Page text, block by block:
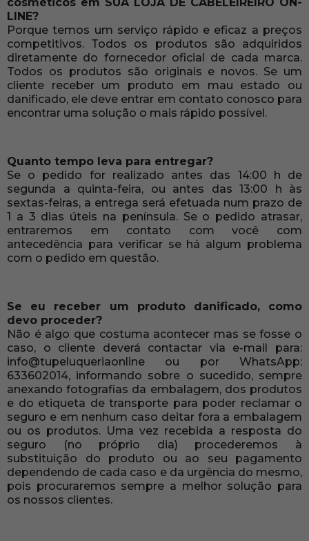
cosméticos em SUA LOJA DE CABELEIREIRO ON-
LINE?
Porque temos um serviço rápido e eficaz a preços
competitivos. Todos os produtos são adquiridos
diretamente do fornecedor oficial de cada marca.
Todos os produtos são originais e novos. Se um
cliente receber um produto em mau estado ou
danificado, ele deve entrar em contato conosco para
encontrar uma solução o mais rápido possível.
Quanto tempo leva para entregar?
Se o pedido for realizado antes das 14:00 h de
segunda a quinta-feira, ou antes das 13:00 h às
sextas-feiras, a entrega será efetuada num prazo de
1 a 3 dias úteis na península. Se o pedido atrasar,
entraremos em contato com você com
antecedência para verificar se há algum problema
com o pedido em questão.
Se eu receber um produto danificado, como
devo proceder?
Não é algo que costuma acontecer mas se fosse o
caso, o cliente deverá contactar via e-mail para:
info@tupeluqueriaonline ou por WhatsApp:
633602014, informando sobre o sucedido, sempre
anexando fotografias da embalagem, dos produtos
e do etiqueta de transporte para poder reclamar o
seguro e em nenhum caso deitar fora a embalagem
ou os produtos. Uma vez recebida a resposta do
seguro (no próprio dia) procederemos à
substituição do produto ou ao seu pagamento
dependendo de cada caso e da urgência do mesmo,
pois procuraremos sempre a melhor solução para
os nossos clientes.